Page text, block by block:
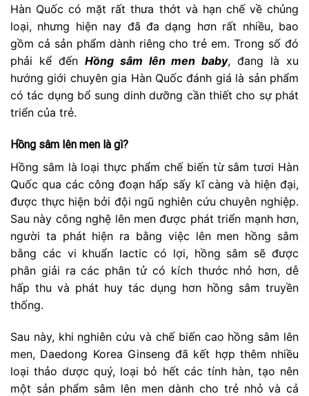
Hàn Quốc có mặt rất thưa thớt và hạn chế về chủng
loại, nhưng hiện nay đã đa dạng hơn rất nhiều, bao
gồm cả sản phẩm dành riêng cho trẻ em. Trong số đó
phải kể đến Hồng sâm lên men baby, đang là xu
hướng giới chuyên gia Hàn Quốc đánh giá là sản phẩm
có tác dụng bổ sung dinh dưỡng cần thiết cho sự phát
triển của trẻ.
Hồng sâm lên men là gì?
Hồng sâm là loại thực phẩm chế biến từ sâm tươi Hàn
Quốc qua các công đoạn hấp sấy kĩ càng và hiện đại,
được thực hiện bởi đội ngũ nghiên cứu chuyên nghiệp.
Sau này công nghệ lên men được phát triển mạnh hơn,
người ta phát hiện ra bằng việc lên men hồng sâm
bằng các vi khuẩn lactic có lợi, hồng sâm sẽ được
phân giải ra các phân tử có kích thước nhỏ hơn, dễ
hấp thu và phát huy tác dụng hơn hồng sâm truyền
thống.
Sau này, khi nghiên cứu và chế biến cao hồng sâm lên
men, Daedong Korea Ginseng đã kết hợp thêm nhiều
loại thảo dược quý, loại bỏ hết các tính hàn, tạo nên
một sản phẩm sâm lên men dành cho trẻ nhỏ và cả